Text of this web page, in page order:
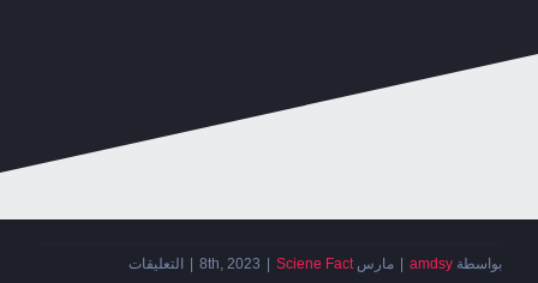
بواسطة amdsy
| مارس 8th, 2023 | Sciene Fact
| التعليقاتعلى